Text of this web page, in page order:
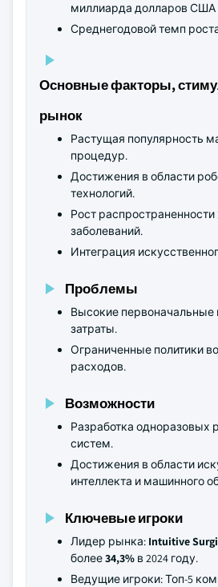
миллиарда долларов США
Среднегодовой темп роста
Основные факторы,
рынок
Растущая популярность
процедур.
Достижения в области
технологий.
Рост
заболеваний.
Интеграция
Проблемы
Высокие первоначальные
затраты.
Ограниченные политики
расходов.
Возможности
Разработка одноразовых
систем.
Достижения в области
интеллекта и машинного
Ключевые игроки
Лидер рынка: Intuitive
более34,3% в 2024 году.
Ведущие игроки: Топ-5